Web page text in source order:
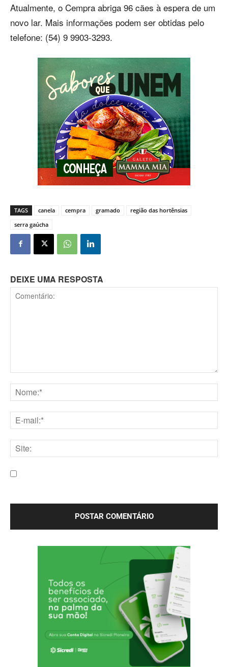
Atualmente, o Cempra abriga 96 cães à espera de um
novo lar. Mais informações podem ser obtidas pelo
telefone: (54) 9 9903-3293.
TAGS canela cempra gramado
região das hortênsias
serra gaúcha
DEIXE UMA RESPOSTA
mail:*